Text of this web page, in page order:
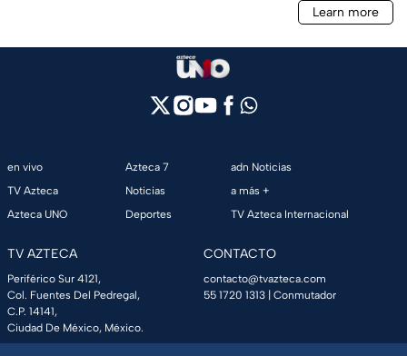
en vivo
TV Azteca
Azteca UNO
Azteca 7
Noticias
Deportes
adn Noticias
a más +
TV Azteca Internacional
TV AZTECA
Periférico Sur 4121,
Col. Fuentes Del Pedregal,
C.P. 14141,
Ciudad De México, México.
CONTACTO
contacto@tvazteca.com
55 1720 1313 | Conmutador